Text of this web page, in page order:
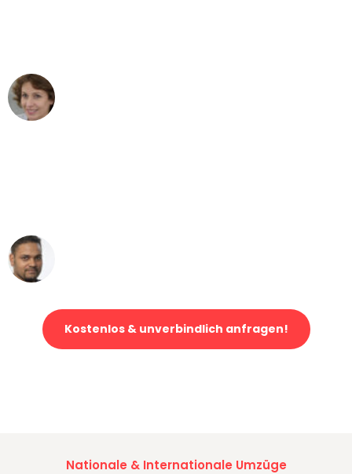
Kostenlos & unverbindlich anfragen!
Nationale & Internationale Umzüge